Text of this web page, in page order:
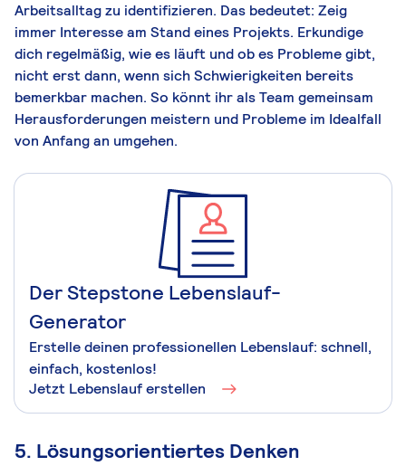
Arbeitsalltag zu identifizieren. Das bedeutet: Zeig
immer Interesse am Stand eines Projekts. Erkundige
dich regelmäßig, wie es läuft und ob es Probleme gibt,
nicht erst dann, wenn sich Schwierigkeiten bereits
bemerkbar machen. So könnt ihr als Team gemeinsam
Herausforderungen meistern und Probleme im Idealfall
von Anfang an umgehen.
Der Stepstone Lebenslauf-
Generator
Erstelle deinen professionellen Lebenslauf: schnell,
einfach, kostenlos!
Jetzt Lebenslauf erstellen
5. Lösungsorientiertes Denken